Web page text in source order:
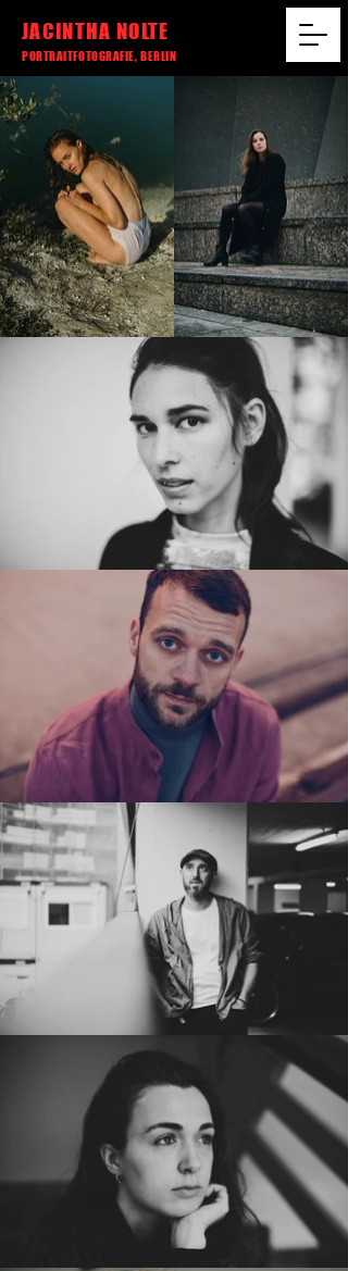
JACINTHA NOLTE
PORTRAITFOTOGRAFIE, BERLIN